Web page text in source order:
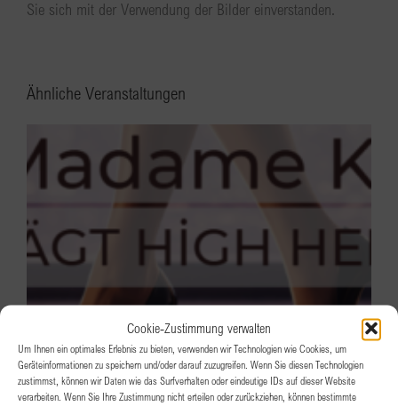
Cookie-Zustimmung verwalten
Um Ihnen ein optimales Erlebnis zu bieten, verwenden wir Technologien wie Cookies, um
Geräteinformationen zu speichern und/oder darauf zuzugreifen. Wenn Sie diesen Technologien
zustimmst, können wir Daten wie das Surfverhalten oder eindeutige IDs auf dieser Website
verarbeiten. Wenn Sie Ihre Zustimmung nicht erteilen oder zurückziehen, können bestimmte
Sie sich mit der Verwendung der Bilder einverstanden.
Ähnliche Veranstaltungen